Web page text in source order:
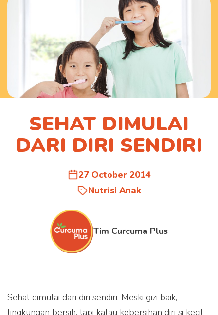
SEHAT DIMULAI
DARI DIRI SENDIRI
27 October 2014
Nutrisi Anak
Tim Curcuma Plus
Sehat dimulai dari diri sendiri. Meski gizi baik,
lingkungan bersih, tapi kalau kebersihan diri si kecil